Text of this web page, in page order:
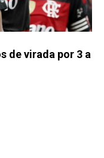
de virada por 3 a